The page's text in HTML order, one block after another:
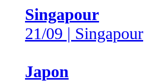
Singapour
21/09 | Singapour
Japon